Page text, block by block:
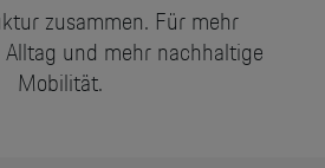
zusammen. Für mehr
und mehr nachhaltige
Mobilität.